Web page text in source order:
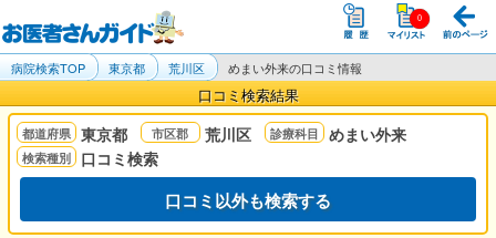
病院検索TOP 東京都 荒川区 めまい外来の口コミ情報
口コミ検索結果
東京都 荒川区
めまい外来
口コミ検索
口コミ以外も検索する